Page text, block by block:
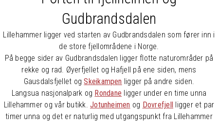
Gudbrandsdalen
Lillehammer ligger ved starten av Gudbrandsdalen som fører inn i
de store fjellområdene i Norge.
På begge sider av Gudbrandsdalen ligger flotte naturområder på
rekke og rad. Øyerfjellet og Hafjell på ene siden, mens
Gausdalsfjellet ogSkeikampen ligger på andre siden.
Langsua nasjonalpark og Rondane ligger under en time unna
Lillehammer og vår butikk.Jotunheimen og Dovrefjell
ligger et par
timer unna og det er naturlig med utgangspunkt fra Lillehammer